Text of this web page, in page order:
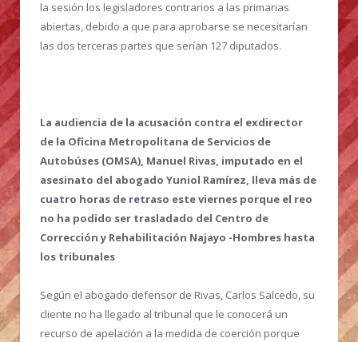
la sesión los legisladores contrarios a las primarias
abiertas, debido a que para aprobarse se necesitarían
las dos terceras partes que serían 127 diputados.
La audiencia de la acusación contra el exdirector
de la Oficina Metropolitana de Servicios de
Autobúses (OMSA), Manuel Rivas, imputado en el
asesinato del abogado Yuniol Ramírez, lleva más de
cuatro horas de retraso este viernes porque el reo
no ha podido ser trasladado del Centro de
Corrección y Rehabilitación Najayo -Hombres hasta
los tribunales
Según el abogado defensor de Rivas, Carlos Salcedo, su
cliente no ha llegado al tribunal que le conocerá un
recurso de apelación a la medida de coerción porque